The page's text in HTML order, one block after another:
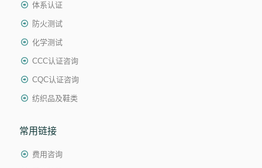
体系认证
防火测试
化学测试
CCC认证咨询
CQC认证咨询
纺织品及鞋类
常用链接
费用咨询